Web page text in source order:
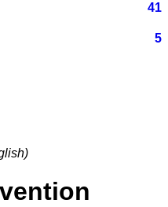
41
5